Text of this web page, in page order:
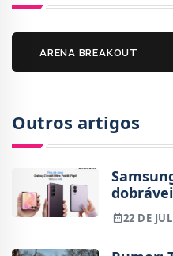
ARENA BREAKOUT
Outros artigos
Fold8
preços e
22 DE